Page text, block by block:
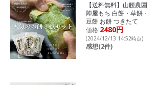
【送料無料】山腰農園
陣屋もち 白餅・草餅・
豆餅 お餅 つきたて
価格:2480円
(2024/12/13 14:52時点)
感想(2件)